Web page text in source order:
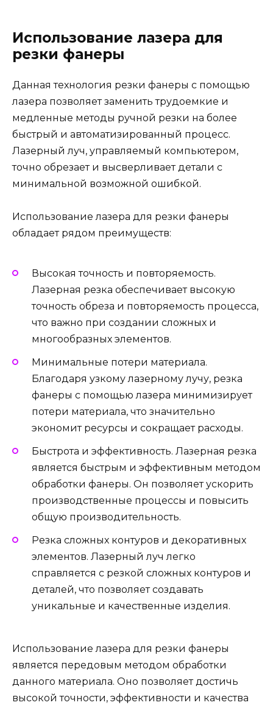
Использование лазера для
резки фанеры
Данная технология резки фанеры с помощью
лазера позволяет заменить трудоемкие и
медленные методы ручной резки на более
быстрый и автоматизированный процесс.
Лазерный луч, управляемый компьютером,
точно обрезает и высверливает детали с
минимальной возможной ошибкой.
Использование лазера для резки фанеры
обладает рядом преимуществ:
Высокая точность и повторяемость.
Лазерная резка обеспечивает высокую
точность обреза и повторяемость процесса,
что важно при создании сложных и
многообразных элементов.
Минимальные потери материала.
Благодаря узкому лазерному лучу, резка
фанеры с помощью лазера минимизирует
потери материала, что значительно
экономит ресурсы и сокращает расходы.
Быстрота и эффективность. Лазерная резка
является быстрым и эффективным методом
обработки фанеры. Он позволяет ускорить
производственные процессы и повысить
общую производительность.
Резка сложных контуров и декоративных
элементов. Лазерный луч легко
справляется с резкой сложных контуров и
деталей, что позволяет создавать
уникальные и качественные изделия.
Использование лазера для резки фанеры
является передовым методом обработки
данного материала. Оно позволяет достичь
высокой точности, эффективности и качества